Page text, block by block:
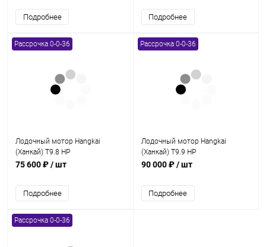
Подробнее Подробнее
Рассрочка 0-0-36
Лодочный мотор Hangkai
(Ханкай) T9.8 HP
75 600 ₽/ шт
Подробнее
Рассрочка 0-0-36
Лодочный мотор Hangkai
(Ханкай) T9.9 HP
90 000 ₽/ шт
Подробнее
Рассрочка 0-0-36